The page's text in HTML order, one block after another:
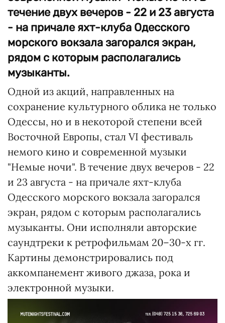
течение двух вечеров - 22 и 23 августа
- на причале яхт-клуба Одесского
морского вокзала загорался экран,
рядом с которым располагались
музыканты.
Одной из акций, направленных на
сохранение культурного облика не только
Одессы, но и в некоторой степени всей
Восточной Европы, стал VI фестиваль
немого кино и современной музыки
"Немые ночи". В течение двух вечеров - 22
и 23 августа - на причале яхт-клуба
Одесского морского вокзала загорался
экран, рядом с которым располагались
музыканты. Они исполняли авторские
саундтреки к ретрофильмам 20–30-х гг.
Картины демонстрировались под
аккомпанемент живого джаза, рока и
электронной музыки.